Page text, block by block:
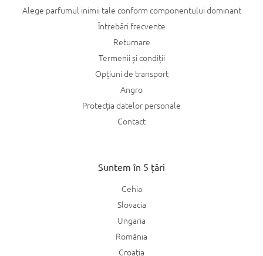
Alege parfumul inimii tale conform componentului dominant
Întrebări frecvente
Returnare
Termenii și condiții
Opțiuni de transport
Angro
Protecția datelor personale
Contact
Suntem în 5 țări
Cehia
Slovacia
Ungaria
România
Croaţia